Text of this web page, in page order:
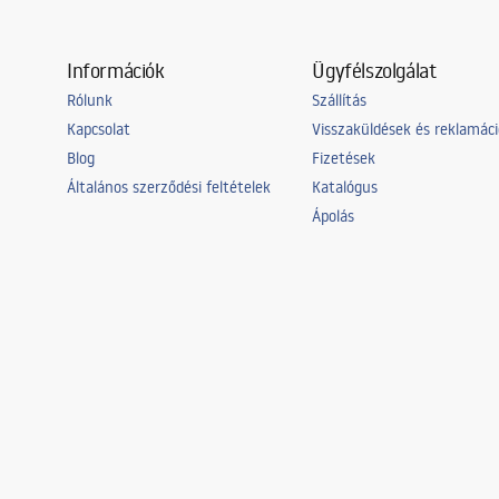
Információk
Rólunk
Kapcsolat
Blog
Általános szerződési feltételek
Ügyfélszolgálat
Szállítás
Visszaküldések és
Fizetések
Katalógus
Ápolás